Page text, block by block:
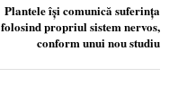
Plantele își comunică suferința
folosind propriul sistem nervos,
conform unui nou studiu